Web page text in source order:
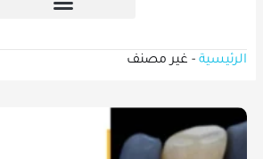
الرئيسية - غير مصنف